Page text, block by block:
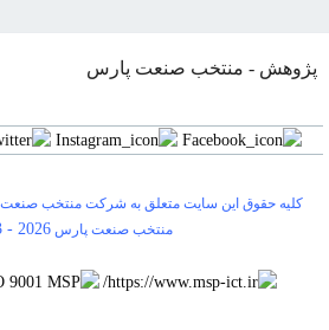
- منتخب صنعت پارس
حقوق این سایت متعلق به شرکت منتخب صنعت
منتخب صنعت پارس
-2026